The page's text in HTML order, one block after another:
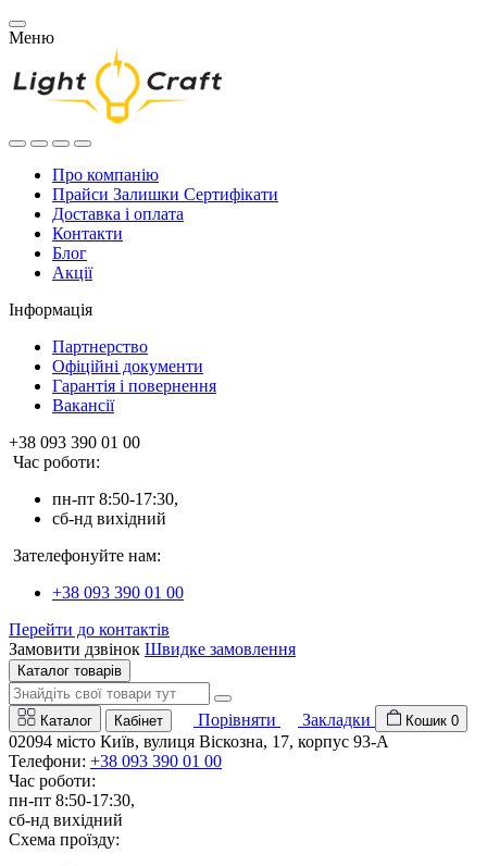
Меню
Про компанію
Прайси Залишки Сертифікати
Доставка і оплата
Контакти
Блог
Акції
Інформація
Партнерство
Офіційні документи
Гарантія і повернення
Вакансії
+38 093 390 01 00
Час роботи:
пн-пт 8:50-17:30,
сб-нд вихідний
Зателефонуйте нам:
+38 093 390 01 00
Перейти до контактів
Замовити дзвінок Швидке замовлення
Каталог товарів
Каталог Кабінет Порівняти Закладки Кошик 0
02094 місто Київ, вулиця Віскозна, 17, корпус 93-А
Телефони: +38 093 390 01 00
Час роботи:
пн-пт 8:50-17:30,
сб-нд вихідний
Схема проїзду: